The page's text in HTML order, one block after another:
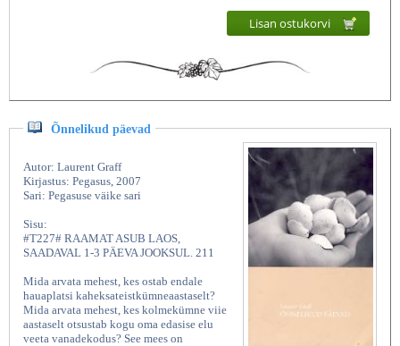
Lisan ostukorvi
Õnnelikud päevad
Autor: Laurent Graff
Kirjastus: Pegasus, 2007
Sari: Pegasuse väike sari
Sisu:
#T227# RAAMAT ASUB LAOS,
SAADAVAL 1-3 PÄEVA JOOKSUL. 211
Mida arvata mehest, kes ostab endale
hauaplatsi kaheksateistkümneaastaselt?
Mida arvata mehest, kes kolmekümne viie
aastaselt otsustab kogu oma edasise elu
veeta vanadekodus? See mees on